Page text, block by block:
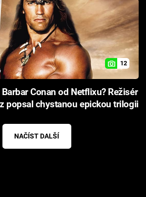
12
Conan od Netflixu? Režisér
popsal chystanou epickou trilogii
NAČÍST DALŠÍ